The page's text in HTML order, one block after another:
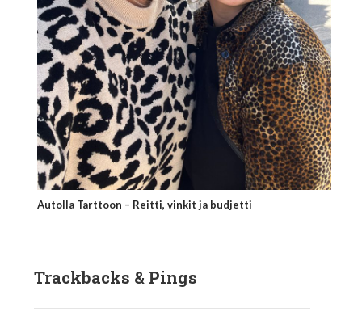
Autolla Tarttoon – Reitti, vinkit ja budjetti
Trackbacks & Pings